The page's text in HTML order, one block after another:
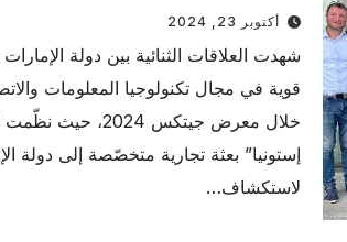
أكتوبر 23, 2024
شهدت العلاقات الثنائية بين دولة
قوية في مجال تكنولوجيا المعلومات
خلال معرض جيتكس 2024،
إستونيا” بعثة تجارية متخصّصة إلى دولة
لاستكشاف…